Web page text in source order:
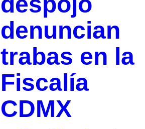
denuncian
trabas en la
Fiscalía
CDMX